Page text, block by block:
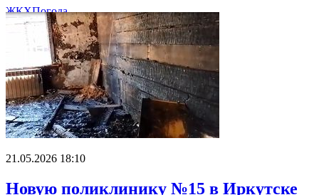
ЖКХПогода
21.05.2026 18:10
Новую поликлинику №15 в Иркутске